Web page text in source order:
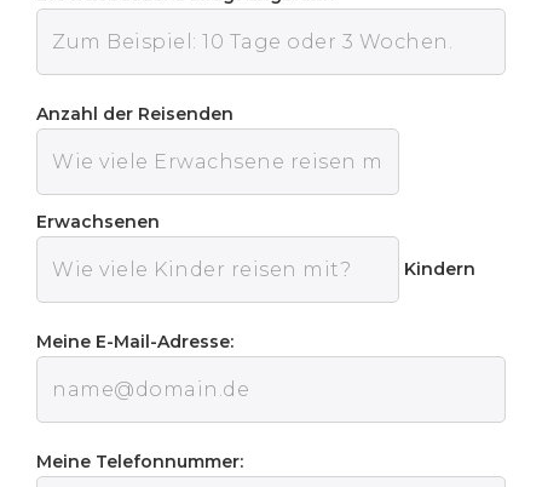
Anzahl der Reisenden
Erwachsenen
Kindern
Meine E-Mail-Adresse:
Meine Telefonnummer: